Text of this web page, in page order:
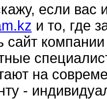
если вас
и то, где
сайт
на
-